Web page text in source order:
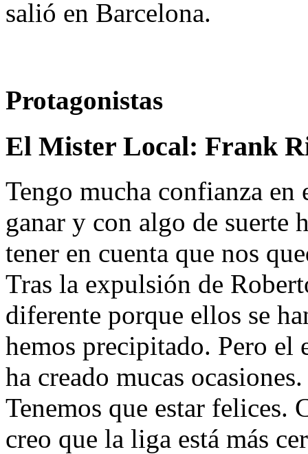
salió en Barcelona.
Protagonistas
El Mister Local: Frank
Tengo mucha confianza
ganar y con algo de suerte
tener en cuenta que nos
Tras la expulsión de
diferente porque ellos se
hemos precipitado. Pero el
ha creado mucas ocasiones.
Tenemos que estar
creo que la liga está más